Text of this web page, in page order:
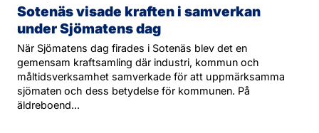
Sotenäs visade kraften i samverkan
under Sjömatens dag
När Sjömatens dag firades i Sotenäs blev det en
gemensam kraftsamling där industri, kommun och
måltidsverksamhet samverkade för att uppmärksamma
sjömaten och dess betydelse för kommunen. På
äldreboend...